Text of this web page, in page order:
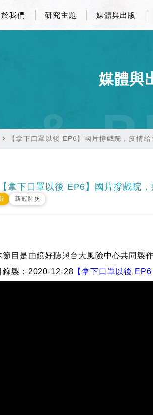
於我們 研究主題 媒體與出版
媒體與
&
navigate_next 【拿下口罩以後 EP6】國片撐戲院，疫情給
【拿下口罩以後 EP6】國片撐戲院，
新冠肺炎
節目是由鏡好聽與台大風險中心共同製
錄製：2020-12-28 【拿下口罩以後